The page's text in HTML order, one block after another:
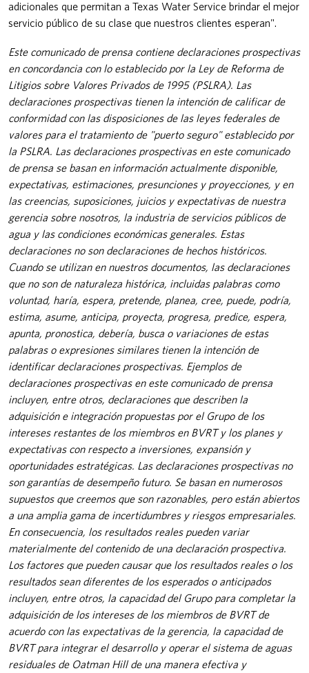
adicionales que permitan a Texas Water Service brindar el mejor
servicio público de su clase que nuestros clientes esperan".
Este comunicado de prensa contiene declaraciones prospectivas
en concordancia con lo establecido por la Ley de Reforma de
Litigios sobre Valores Privados de 1995 (PSLRA). Las
declaraciones prospectivas tienen la intención de calificar de
conformidad con las disposiciones de las leyes federales de
valores para el tratamiento de "puerto seguro" establecido por
la PSLRA. Las declaraciones prospectivas en este comunicado
de prensa se basan en información actualmente disponible,
expectativas, estimaciones, presunciones y proyecciones, y en
las creencias, suposiciones, juicios y expectativas de nuestra
gerencia sobre nosotros, la industria de servicios públicos de
agua y las condiciones económicas generales. Estas
declaraciones no son declaraciones de hechos históricos.
Cuando se utilizan en nuestros documentos, las declaraciones
que no son de naturaleza histórica, incluidas palabras como
voluntad, haría, espera, pretende, planea, cree, puede, podría,
estima, asume, anticipa, proyecta, progresa, predice, espera,
apunta, pronostica, debería, busca o variaciones de estas
palabras o expresiones similares tienen la intención de
identificar declaraciones prospectivas. Ejemplos de
declaraciones prospectivas en este comunicado de prensa
incluyen, entre otros, declaraciones que describen la
adquisición e integración propuestas por el Grupo de los
intereses restantes de los miembros en BVRT y los planes y
expectativas con respecto a inversiones, expansión y
oportunidades estratégicas. Las declaraciones prospectivas no
son garantías de desempeño futuro. Se basan en numerosos
supuestos que creemos que son razonables, pero están abiertos
a una amplia gama de incertidumbres y riesgos empresariales.
En consecuencia, los resultados reales pueden variar
materialmente del contenido de una declaración prospectiva.
Los factores que pueden causar que los resultados reales o los
resultados sean diferentes de los esperados o anticipados
incluyen, entre otros, la capacidad del Grupo para completar la
adquisición de los intereses de los miembros de BVRT de
acuerdo con las expectativas de la gerencia, la capacidad de
BVRT para integrar el desarrollo y operar el sistema de aguas
residuales de Oatman Hill de una manera efectiva y